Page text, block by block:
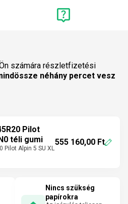
számára részletfizetési
néhány percet vesz
Pilot
téli gumi
Pilot Alpin 5 SU XL
555 160,00 Ft
Nincs szükség
papírokra